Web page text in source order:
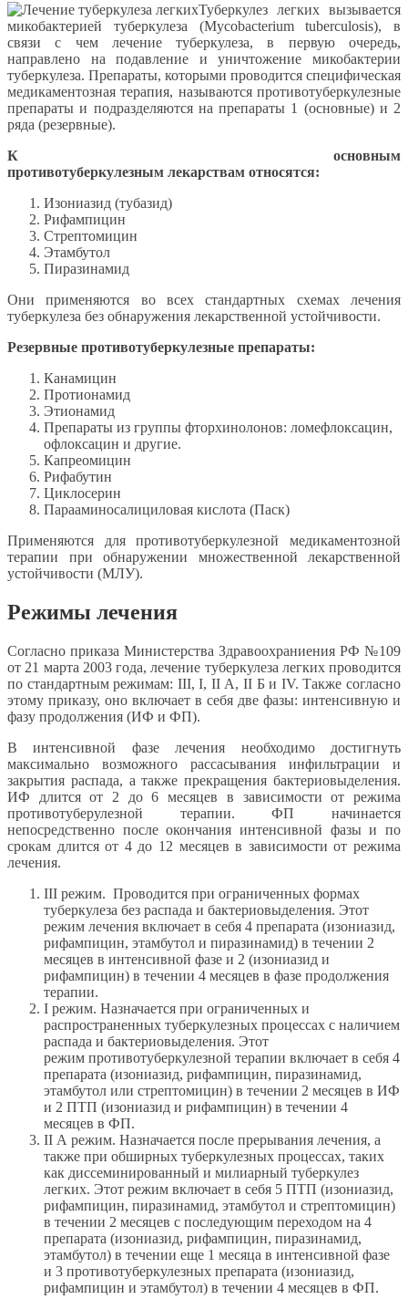
Туберкулез легких вызывается
микобактерией туберкулеза (Mycobacterium tuberculosis), в
связи с чем лечение туберкулеза, в первую очередь,
направлено на подавление и уничтожение микобактерии
туберкулеза. Препараты, которыми проводится специфическая
медикаментозная терапия, называются противотуберкулезные
препараты и подразделяются на препараты 1 (основные) и 2
ряда (резервные).
К основным
противотуберкулезным лекарствам относятся:
Изониазид (тубазид)
Рифампицин
Стрептомицин
Этамбутол
Пиразинамид
Они применяются во всех стандартных схемах лечения
туберкулеза без обнаружения лекарственной устойчивости.
Резервные противотуберкулезные препараты:
Канамицин
Протионамид
Этионамид
Препараты из группы фторхинолонов: ломефлоксацин,
офлоксацин и другие.
Капреомицин
Рифабутин
Циклосерин
Парааминосалициловая кислота (Паск)
Применяются для противотуберкулезной медикаментозной
терапии при обнаружении множественной лекарственной
устойчивости (МЛУ).
Режимы лечения
Согласно приказа Министерства Здравоохраниения РФ №109
от 21 марта 2003 года, лечение туберкулеза легких проводится
по стандартным режимам: III, I, II А, II Б и IV. Также согласно
этому приказу, оно включает в себя две фазы: интенсивную и
фазу продолжения (ИФ и ФП).
В интенсивной фазе лечения необходимо достигнуть
максимально возможного рассасывания инфильтрации и
закрытия распада, а также прекращения бактериовыделения.
ИФ длится от 2 до 6 месяцев в зависимости от режима
противотуберулезной терапии. ФП начинается
непосредственно после окончания интенсивной фазы и по
срокам длится от 4 до 12 месяцев в зависимости от режима
лечения.
III режим. Проводится при ограниченных формах
туберкулеза без распада и бактериовыделения. Этот
режим лечения включает в себя 4 препарата (изониазид,
рифампицин, этамбутол и пиразинамид) в течении 2
месяцев в интенсивной фазе и 2 (изониазид и
рифампицин) в течении 4 месяцев в фазе продолжения
терапии.
I режим. Назначается при ограниченных и
распространенных туберкулезных процессах с наличием
распада и бактериовыделения. Этот
режим противотуберкулезной терапии включает в себя 4
препарата (изониазид, рифампицин, пиразинамид,
этамбутол или стрептомицин) в течении 2 месяцев в ИФ
и 2 ПТП (изониазид и рифампицин) в течении 4
месяцев в ФП.
II А режим. Назначается после прерывания лечения, а
также при обширных туберкулезных процессах, таких
как диссеминированный и милиарный туберкулез
легких. Этот режим включает в себя 5 ПТП (изониазид,
рифампицин, пиразинамид, этамбутол и стрептомицин)
в течении 2 месяцев с последующим переходом на 4
препарата (изониазид, рифампицин, пиразинамид,
этамбутол) в течении еще 1 месяца в интенсивной фазе
и 3 противотуберкулезных препарата (изониазид,
рифампицин и этамбутол) в течении 4 месяцев в ФП.